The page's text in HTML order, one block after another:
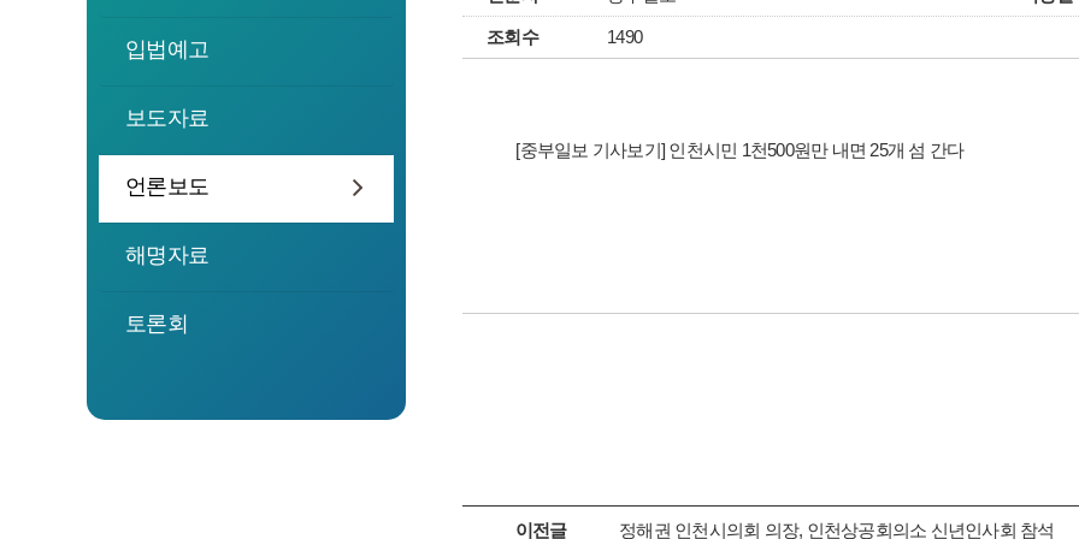
입법예고
보도자료
언론보도
해명자료
토론회
조회수 1490
[중부일보 기사보기] 인천시민 1천500원만 내면 25개 섬 간다
이전글 정해권 인천시의회 의장, 인천상공회의소 신년인사회 참석